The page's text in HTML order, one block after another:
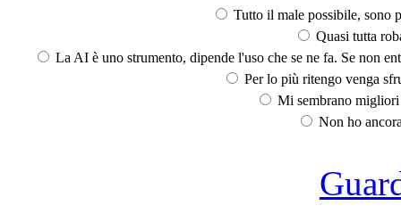
Tutto il male possibile, sono
Quasi tutta
La AI è uno strumento, dipende l'uso che se ne fa. Se non
Per lo più ritengo venga
Mi sembrano
Non ho